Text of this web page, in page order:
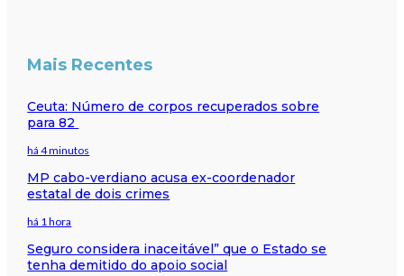
Mais Recentes
Ceuta: Número de corpos recuperados sobre
para 82
há 4 minutos
MP cabo-verdiano acusa ex-coordenador
estatal de dois crimes
há 1 hora
Seguro considera inaceitável” que o Estado se
tenha demitido do apoio social